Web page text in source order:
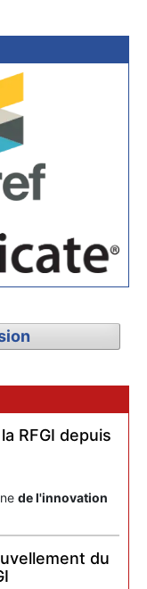
RFGI depuis
de l'innovation
du